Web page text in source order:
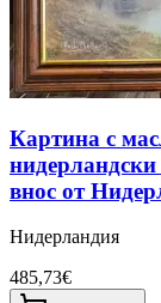
Картина с
внос от
Нидерландия
485,73€